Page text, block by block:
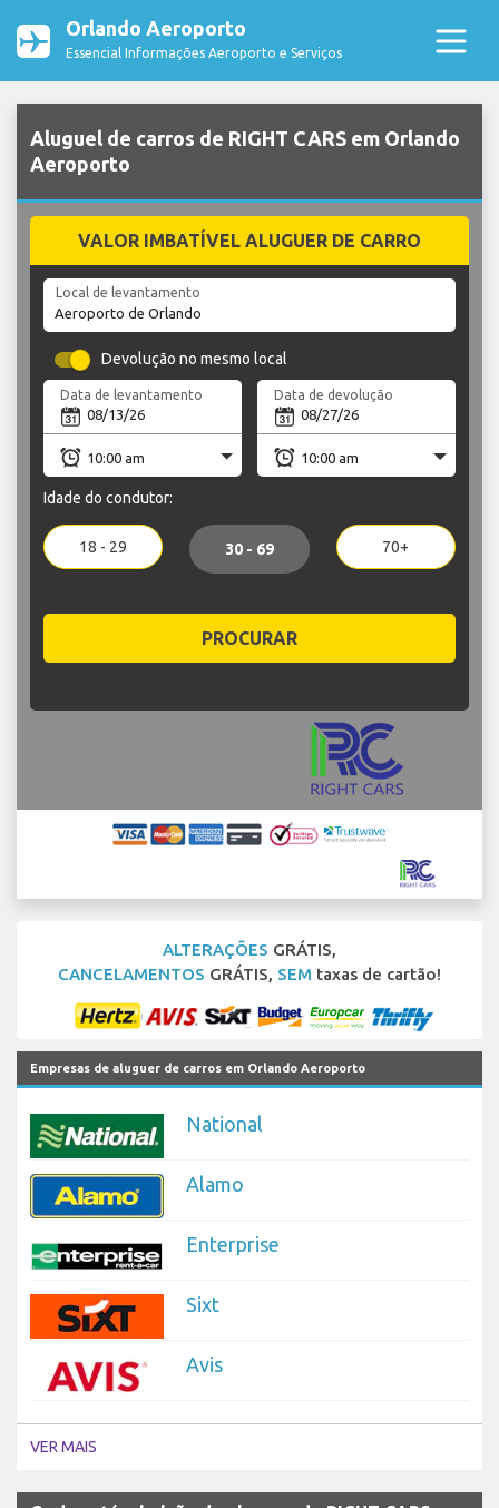
Orlando Aeroporto
Essencial Informações Aeroporto e Serviços
Aluguel de carros de RIGHT CARS em Orlando
Aeroporto
VALOR IMBATÍVEL ALUGUER DE CARRO
Local de levantamento
Devolução no mesmo local
Data de levantamento Data de devolução
Idade do condutor:
18 - 29 30 - 69 70+
PROCURAR
ALTERAÇÕES GRÁTIS,
CANCELAMENTOS GRÁTIS, SEM taxas de cartão!
Empresas de aluguer de carros em Orlando Aeroporto
National
Alamo
Enterprise
Sixt
Avis
VER MAIS